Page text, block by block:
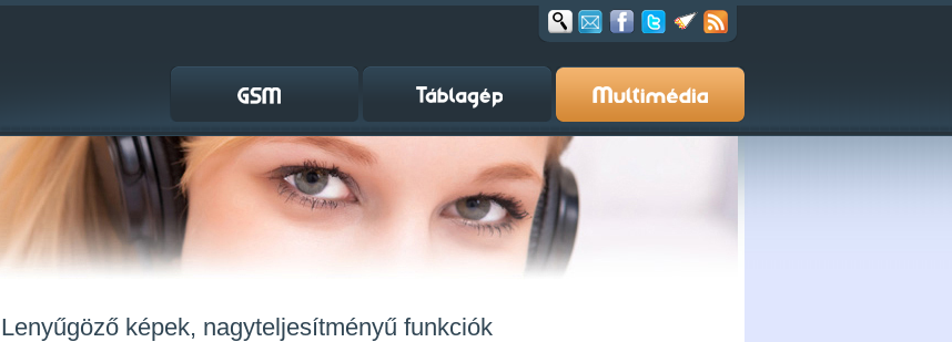
Lenyűgöző képek, nagyteljesítményű funkciók